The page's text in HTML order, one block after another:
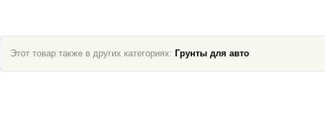
Этот товар также в других категориях: Грунты для авто